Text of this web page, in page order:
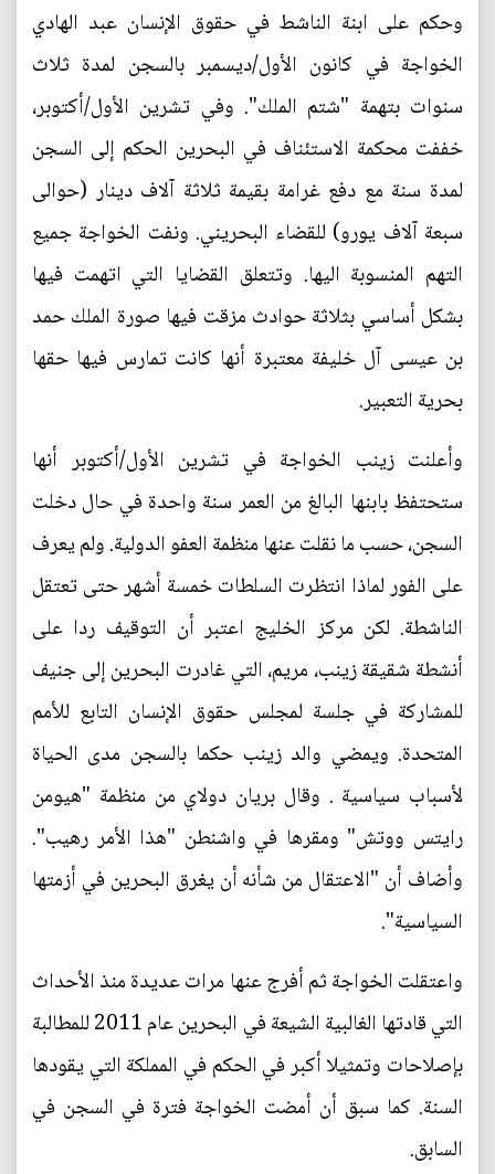
وحكم على ابنة الناشط في حقوق الإنسان عبد الهادي
الخواجة في كانون الأول/ديسمبر بالسجن لمدة ثلاث
سنوات بتهمة "شتم الملك". وفي تشرين الأول/أكتوبر،
خففت محكمة الاستئناف في البحرين الحكم إلى السجن
لمدة سنة مع دفع غرامة بقيمة ثلاثة آلاف دينار (حوالى
سبعة آلاف يورو) للقضاء البحريني. ونفت الخواجة جميع
التهم المنسوبة اليها. وتتعلق القضايا التي اتهمت فيها
بشكل أساسي بثلاثة حوادث مزقت فيها صورة الملك حمد
بن عيسى آل خليفة معتبرة أنها كانت تمارس فيها حقها
بحرية التعبير.
وأعلنت زينب الخواجة في تشرين الأول/أكتوبر أنها
ستحتفظ بابنها البالغ من العمر سنة واحدة في حال دخلت
السجن، حسب ما نقلت عنها منظمة العفو الدولية. ولم يعرف
على الفور لماذا انتظرت السلطات خمسة أشهر حتى تعتقل
الناشطة. لكن مركز الخليج اعتبر أن التوقيف ردا على
أنشطة شقيقة زينب، مريم، التي غادرت البحرين إلى جنيف
للمشاركة في جلسة لمجلس حقوق الإنسان التابع للأمم
المتحدة. ويمضي والد زينب حكما بالسجن مدى الحياة
لأسباب سياسية . وقال بريان دولاي من منظمة "هيومن
رايتس ووتش" ومقرها في واشنطن "هذا الأمر رهيب".
وأضاف أن "الاعتقال من شأنه أن يغرق البحرين في أزمتها
السياسية".
واعتقلت الخواجة ثم أفرج عنها مرات عديدة منذ الأحداث
التي قادتها الغالبية الشيعة في البحرين عام 2011 للمطالبة
بإصلاحات وتمثيلا أكبر في الحكم في المملكة التي يقودها
السنة. كما سبق أن أمضت الخواجة فترة في السجن في
السابق.